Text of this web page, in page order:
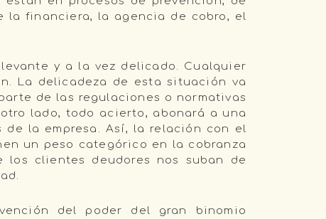
la financiera, la agencia de cobro, el
y a la vez delicado. Cualquier
La delicadeza de esta situación va
de las regulaciones o normativas
lado, todo acierto, abonará a una
la empresa. Así, la relación con el
un peso categórico en la cobranza
clientes deudores nos suban de
del poder del gran binomio